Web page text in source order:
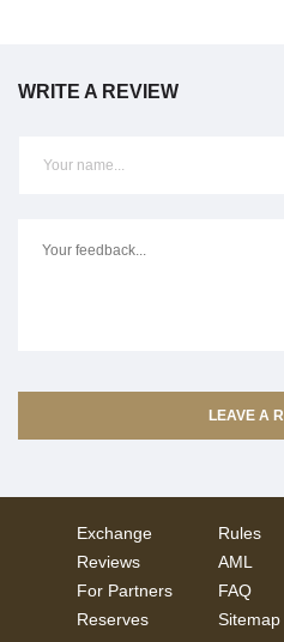
WRITE A REVIEW
Exchange
Reviews
For Partners
Reserves
Rules
AML
FAQ
Sitemap